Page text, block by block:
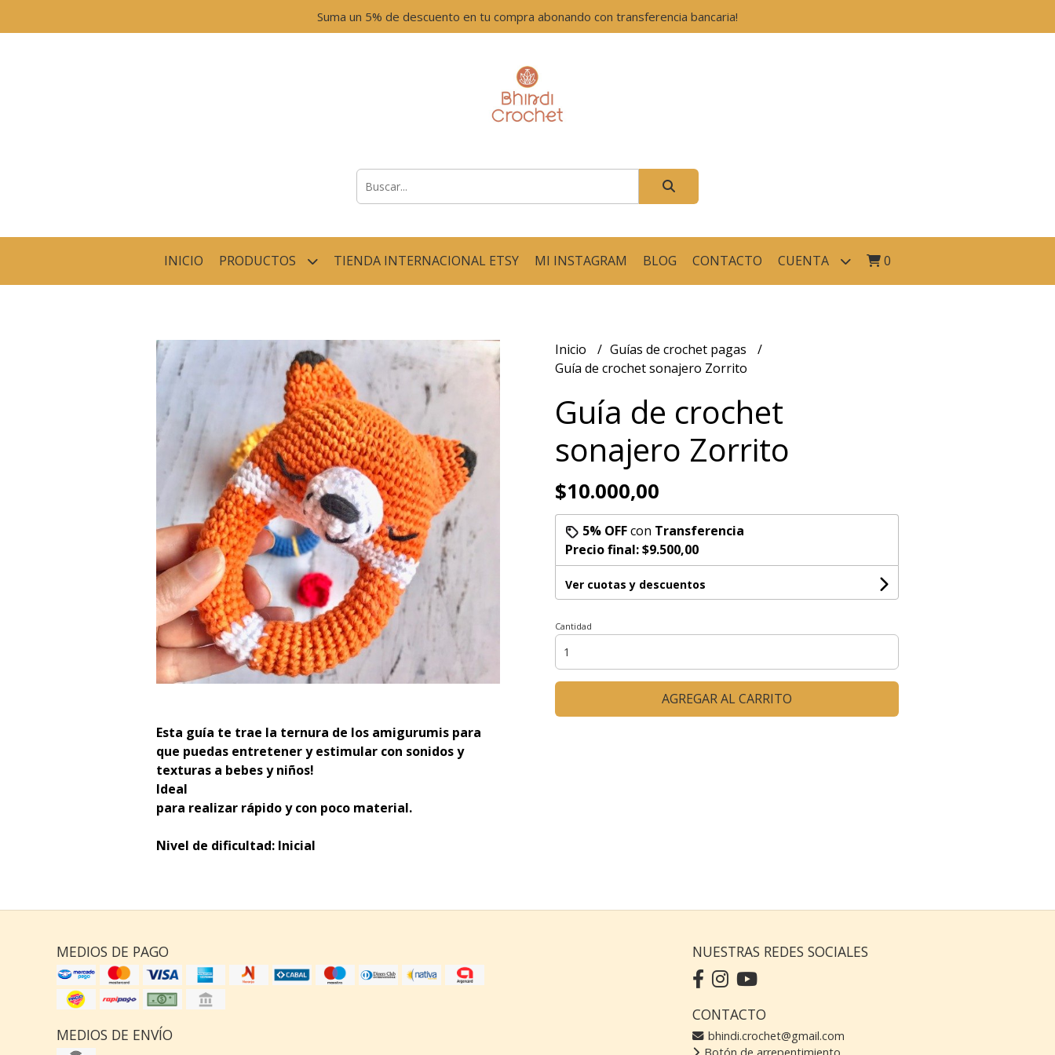
Suma un 5% de descuento en tu compra abonando con transferencia bancaria!
INICIO PRODUCTOS TIENDA INTERNACIONAL ETSY MI INSTAGRAM BLOG CONTACTO CUENTA 0
Esta guía te trae la ternura de los amigurumis para
que puedas entretener y estimular con sonidos y
texturas a bebes y niños!
Ideal
para realizar rápido y con poco material.
Nivel de dificultad: Inicial
Inicio
Guías de crochet pagas
Guía de crochet sonajero Zorrito
Guía de crochet
sonajero Zorrito
$10.000,00
5% OFFcon Transferencia
Precio final:$9.500,00
Ver cuotas y descuentos
Cantidad
AGREGAR AL CARRITO
MEDIOS DE PAGO
MEDIOS DE ENVÍO
NUESTRAS REDES SOCIALES
CONTACTO
bhindi.crochet@gmail.com